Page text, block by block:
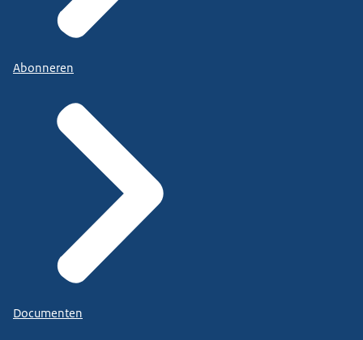
Abonneren
Documenten